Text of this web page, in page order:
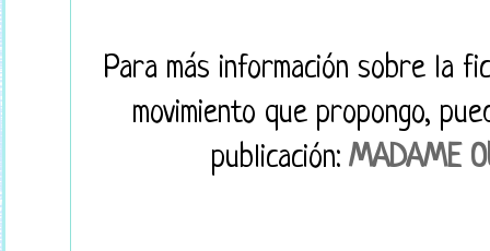
Para más información sobre la
movimiento que propongo,
publicación: MADAME